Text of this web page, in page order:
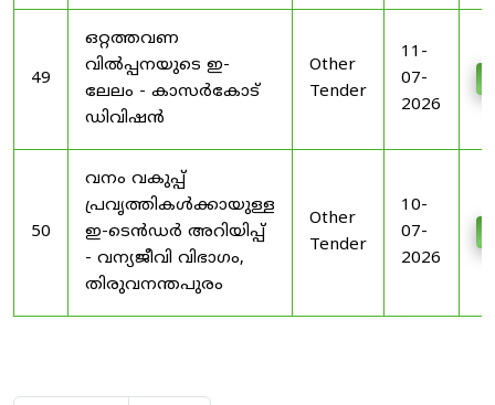
49
ഒറ്റത്തവണ
വിൽപ്പനയുടെ ഇ-
ലേലം - കാസർകോട്
ഡിവിഷൻ
Other
Tender
11-
07-
2026
50
വനം വകുപ്പ്
പ്രവൃത്തികൾക്കായുള്ള
ഇ-ടെൻഡർ അറിയിപ്പ്
- വന്യജീവി വിഭാഗം,
തിരുവനന്തപുരം
Other
Tender
10-
07-
2026